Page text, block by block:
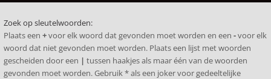
Zoek op sleutelwoorden:
Plaats een +voor elk woord dat gevonden moet worden en een -voor elk
woord dat niet gevonden moet worden. Plaats een lijst met woorden
gescheiden door een | tussen haakjes als maar één van de woorden
gevonden moet worden. Gebruik * als een joker voor gedeeltelijke